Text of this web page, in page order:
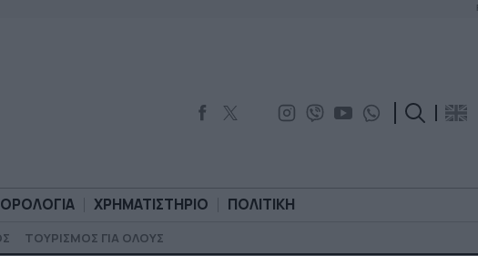
ΧΡΗΜΑΤΙΣΤΗΡΙΟ ΠΟΛΙΤΙΚΗ
ΤΟΥΡΙΣΜΟΣ ΓΙΑ ΟΛΟΥΣ